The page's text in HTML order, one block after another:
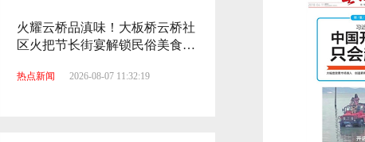
禄劝发布重要提
下游河道水位随
2026-08-08 16:49:23
22℃漫游昆明｜
2026-08-07 11:32:06
菌子自由！安宁权甫村“三交”集市热闹
火耀云桥品滇味！大板桥云桥社
区火把节长街宴解锁民俗美食新
热点新闻 2026-08-07 11:32:19